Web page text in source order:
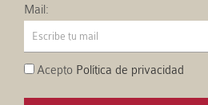
Mail:
Acepto Política de privacidad